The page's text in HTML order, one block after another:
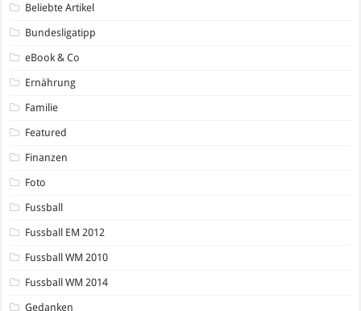
Beliebte Artikel
Bundesligatipp
eBook & Co
Ernährung
Familie
Featured
Finanzen
Foto
Fussball
Fussball EM 2012
Fussball WM 2010
Fussball WM 2014
Gedanken